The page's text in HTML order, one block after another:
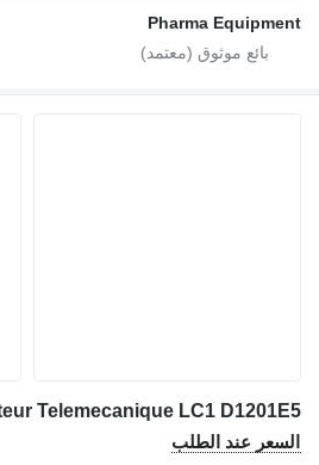
Pharma Equipment
السعر عند الطلب